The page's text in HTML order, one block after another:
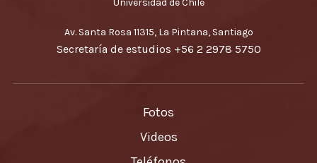
Av. Santa Rosa 11315, La Pintana, Santiago
Secretaría de estudios +56 2 2978 5750
Fotos
Videos